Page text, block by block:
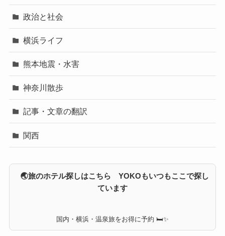
政治と社会
横浜ライフ
熊本地震・水害
神奈川散歩
記事・文章の翻訳
関西
🌏旅のホテル探しはこちら YOKOもいつもここで探し
ています